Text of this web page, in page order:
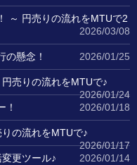
～ 円売りの流れをMTUで2
2026/03/08
の懸念！ 2026/01/25
売りの流れをMTUで♪
2026/01/24
！
2026/01/18
の流れをMTUで♪
2026/01/17
更ツール♪
2026/01/14